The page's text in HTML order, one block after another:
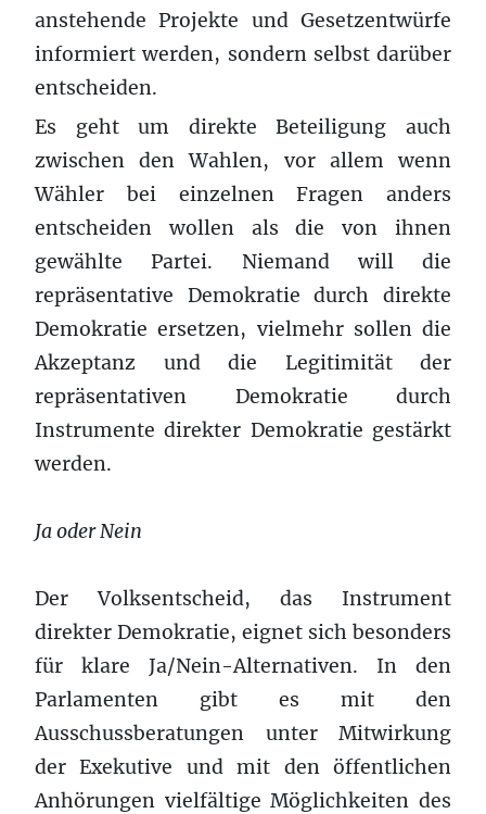
anstehende Projekte und Gesetzentwürfe
informiert werden, sondern selbst darüber
entscheiden.
Es geht um direkte Beteiligung auch
zwischen den Wahlen, vor allem wenn
Wähler bei einzelnen Fragen anders
entscheiden wollen als die von ihnen
gewählte Partei. Niemand will die
repräsentative Demokratie durch direkte
Demokratie ersetzen, vielmehr sollen die
Akzeptanz und die Legitimität der
repräsentativen Demokratie durch
Instrumente direkter Demokratie gestärkt
werden.
Ja oder Nein
Der Volksentscheid, das Instrument
direkter Demokratie, eignet sich besonders
für klare Ja/Nein-Alternativen. In den
Parlamenten gibt es mit den
Ausschussberatungen unter Mitwirkung
der Exekutive und mit den öffentlichen
Anhörungen vielfältige Möglichkeiten des